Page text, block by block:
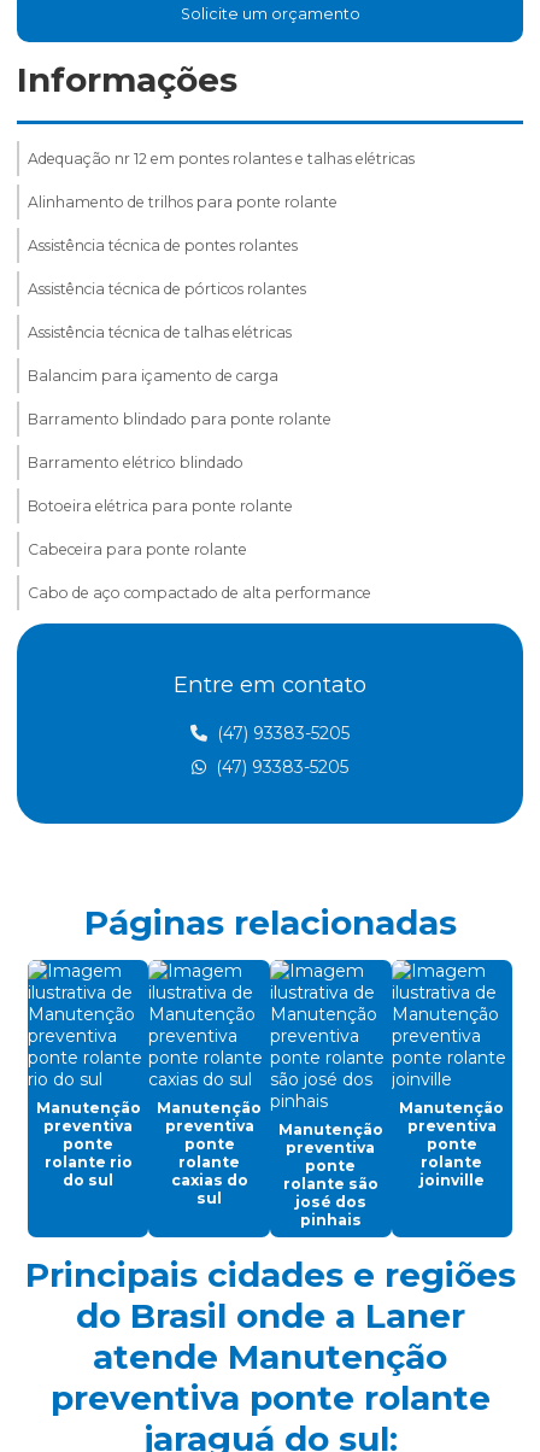
Solicite um orçamento
Informações
Adequação nr 12 em pontes rolantes e talhas elétricas
Alinhamento de trilhos para ponte rolante
Assistência técnica de pontes rolantes
Assistência técnica de pórticos rolantes
Assistência técnica de talhas elétricas
Balancim para içamento de carga
Barramento blindado para ponte rolante
Barramento elétrico blindado
Botoeira elétrica para ponte rolante
Cabeceira para ponte rolante
Cabo de aço compactado de alta performance
Cabo de aço para elevadores
Cabo de aço para içamento de carga
Cabo de aço para movimentação de carga
Célula carga industrial
Célula de carga para ponte rolante
Chave fim de curso para ponte rolante
Controle remoto para ponte rolante
Cortina de cabo ponte rolante
Discos de freios ponte rolante multimarcas
Distribuidor autorizado swf krantechnik brasil
Empresa de ponte rolante
Empresa de talha elétrica
Empresas de barramento blindado
Empresas de manutenção em ponte rolante
Entre em contato
(47) 93383-5205
(47) 93383-5205
Páginas relacionadas
Manutenção
preventiva
ponte
rolante rio
do sul
Manutenção
preventiva
ponte
rolante
caxias do
sul
Manutenção
preventiva
ponte
rolante são
josé dos
pinhais
Manutenção
preventiva
ponte
rolante
joinville
Principais cidades e regiões
do Brasil onde a Laner
atende Manutenção
preventiva ponte rolante
jaraguá do sul: